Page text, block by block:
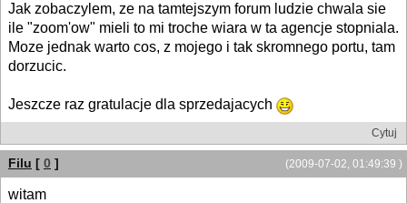
Jak zobaczylem, ze na tamtejszym forum ludzie chwala sie
ile "zoom'ow" mieli to mi troche wiara w ta agencje stopniala.
Moze jednak warto cos, z mojego i tak skromnego portu, tam
dorzucic.
Jeszcze raz gratulacje dla sprzedajacych
Cytuj
(2009-07-02, 01:49:39 )
Filu [ 0 ]
witam